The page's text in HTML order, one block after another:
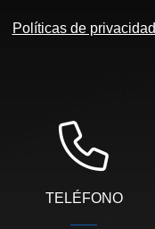
Políticas de privacidad
TELÉFONO